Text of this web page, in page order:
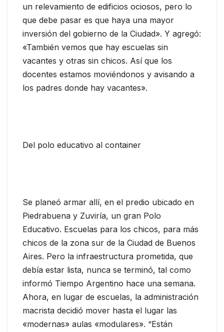
un relevamiento de edificios ociosos, pero lo
que debe pasar es que haya una mayor
inversión del gobierno de la Ciudad». Y agregó:
«También vemos que hay escuelas sin
vacantes y otras sin chicos. Así que los
docentes estamos moviéndonos y avisando a
los padres donde hay vacantes».
Del polo educativo al container
Se planeó armar allí, en el predio ubicado en
Piedrabuena y Zuviría, un gran Polo
Educativo. Escuelas para los chicos, para más
chicos de la zona sur de la Ciudad de Buenos
Aires. Pero la infraestructura prometida, que
debía estar lista, nunca se terminó, tal como
informó Tiempo Argentino hace una semana.
Ahora, en lugar de escuelas, la administración
macrista decidió mover hasta el lugar las
«modernas» aulas «modulares». “Están